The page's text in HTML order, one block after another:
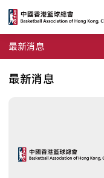
最新消息
最新消息